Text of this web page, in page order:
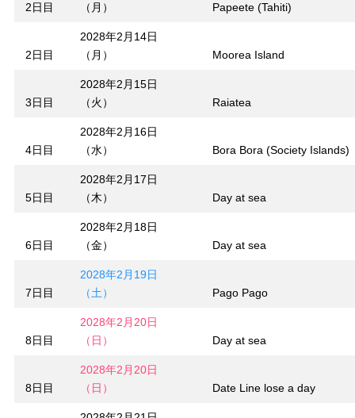
2日目
（月）
Papeete (Tahiti)
2日目
2028年2月14日
（月）
Moorea Island
3日目
2028年2月15日
（火）
Raiatea
4日目
2028年2月16日
（水）
Bora Bora (Society Islands)
5日目
2028年2月17日
（木）
Day at sea
6日目
2028年2月18日
（金）
Day at sea
7日目
2028年2月19日
（土）
Pago Pago
8日目
2028年2月20日
（日）
Day at sea
8日目
2028年2月20日
（日）
Date Line lose a day